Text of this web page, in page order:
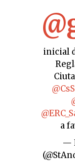
inicial
a
—